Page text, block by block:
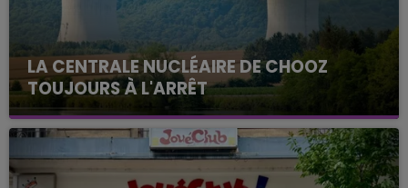
LA CENTRALE NUCLÉAIRE DE CHOOZ
TOUJOURS À L'ARRÊT
Cela fait déjà une semaine que la centrale
nucléaire ardennaise est à l'arrêt. Une situation
justifiée par la sécheresse intense qui est toujours
présente.